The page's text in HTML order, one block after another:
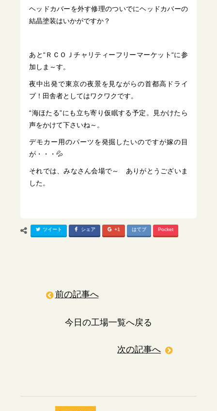
ヘッドカバーを外す修理のついでにヘッドカバーの
結晶塗装はいかがですか？
あと“ＲＣＯＪチャリティーフリーマーケット“に参
加しま～す。
夜中出発で東京の夜景を見ながらの首都高ドライ
ブ！田舎者としてはワクワクです。
“海ほたる”にも立ち寄り仮眠する予定。見かけたら
声をかけて下さいね～。
デモカー用のパーツを発掘したいのですが嫁の目
が・・・💦
それでは、みなさん会場で～ ありがとうございま
した。
ツイート シェア +1 はてブ Pocket
前の記事へ
今日の工場一覧へ戻る
次の記事へ